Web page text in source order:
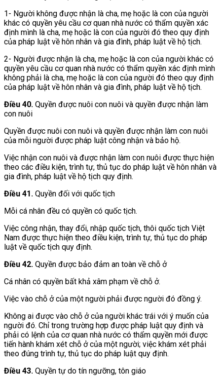
1- Người không được nhận là cha, mẹ hoặc là con của người
khác có quyền yêu cầu cơ quan nhà nước có thẩm quyền xác
định mình là cha, mẹ hoặc là con của người đó theo quy định
của pháp luật về hôn nhân và gia đình, pháp luật về hộ tịch.
2- Người được nhận là cha, mẹ hoặc là con của người khác có
quyền yêu cầu cơ quan nhà nước có thẩm quyền xác định mình
không phải là cha, mẹ hoặc là con của người đó theo quy định
của pháp luật về hôn nhân và gia đình, pháp luật về hộ tịch.
Điều 40. Quyền được nuôi con nuôi và quyền được nhận làm
con nuôi
Quyền được nuôi con nuôi và quyền được nhận làm con nuôi
của mỗi người được pháp luật công nhận và bảo hộ.
Việc nhận con nuôi và được nhận làm con nuôi được thực hiện
theo các điều kiện, trình tự, thủ tục do pháp luật về hôn nhân và
gia đình, pháp luật về hộ tịch quy định.
Điều 41. Quyền đối với quốc tịch
Mỗi cá nhân đều có quyền có quốc tịch.
Việc công nhận, thay đổi, nhập quốc tịch, thôi quốc tịch Việt
Nam được thực hiện theo điều kiện, trình tự, thủ tục do pháp
luật về quốc tịch quy định.
Điều 42. Quyền được bảo đảm an toàn về chỗ ở
Cá nhân có quyền bất khả xâm phạm về chỗ ở.
Việc vào chỗ ở của một người phải được người đó đồng ý.
Không ai được vào chỗ ở của người khác trái với ý muốn của
người đó. Chỉ trong trường hợp được pháp luật quy định và
phải có lệnh của cơ quan nhà nước có thẩm quyền mới được
tiến hành khám xét chỗ ở của một người; việc khám xét phải
theo đúng trình tự, thủ tục do pháp luật quy định.
Điều 43. Quyền tự do tín ngưỡng, tôn giáo